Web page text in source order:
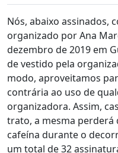
Nós, abaixo assinados,
organizado por Ana
dezembro de 2019 em
de vestido pela
modo, aproveitamos
contrária ao uso de
organizadora. Assim,
trato, a mesma
cafeína durante o
um total de 32